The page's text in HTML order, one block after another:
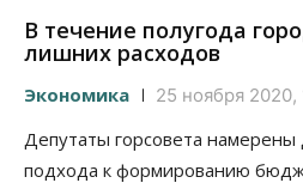
В течение полугода
лишних расходов
Экономика 25 ноября 2020,
Депутаты горсовета намерены
подхода к формированию